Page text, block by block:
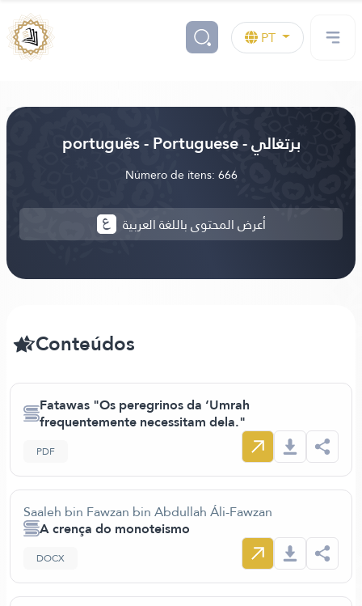
PT
português - Portuguese - برتغالي
Número de ítens: 666
أعرض المحتوى باللغة العربية
Conteúdos
Fatawas "Os peregrinos da ‘Umrah
frequentemente necessitam dela."
PDF
Saaleh bin Fawzan bin Abdullah Áli-Fawzan
A crença do monoteismo
DOCX